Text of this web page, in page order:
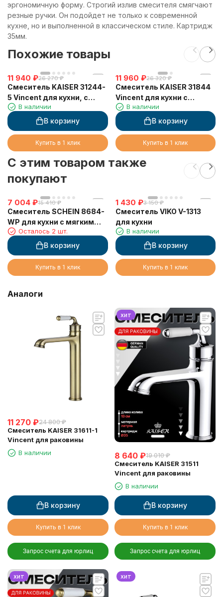
эргономичную форму. Строгий излив смесителя смягчают
резные ручки. Он подойдет не только к современной
кухне, но и выполненной в классическом стиле. Картридж
35мм.
Похожие товары
11 940 ₽26 270 ₽
Смеситель KAISER 31244-
5 Vincent для кухни, с
краном для питьевой
воды, черный металлик
В наличии
В корзину
Купить в 1 клик
11 960 ₽26 320 ₽
Смеситель KAISER 31844
Vincent для кухни с
краном для питьевой
воды
В наличии
В корзину
Купить в 1 клик
C этим товаром также
покупают
7 004 ₽15 410 ₽
Смеситель SCHEIN 8684-
WP для кухни с мягким
изливом и подключением
фильтра, белый
Осталось 2 шт.
В корзину
Купить в 1 клик
1 430 ₽3 150 ₽
Смеситель VIKO V-1313
для кухни
В наличии
В корзину
Купить в 1 клик
Аналоги
11 270 ₽24 800 ₽
Смеситель KAISER 31611-1
Vincent для раковины
В наличии
В корзину
Купить в 1 клик
Запрос счета для юрлиц
хит
8 640 ₽19 010 ₽
Смеситель KAISER 31511
Vincent для раковины
В наличии
В корзину
Купить в 1 клик
Запрос счета для юрлиц
хит хит